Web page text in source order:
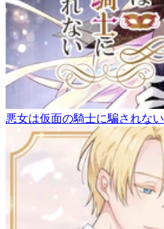
悪女は仮面の騎士に騙されない